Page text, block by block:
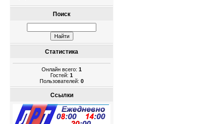
Поиск
Статистика
Онлайн всего: 1
Гостей: 1
Пользователей: 0
Ссылки